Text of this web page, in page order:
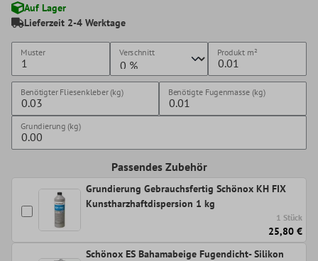
Auf Lager
Lieferzeit 2-4 Werktage
Muster Verschnitt Produkt m²
Benötigter Fliesenkleber (kg) Benötigte Fugenmasse (kg)
Grundierung (kg)
Passendes Zubehör
Grundierung Gebrauchsfertig Schönox KH FIX
Kunstharzhaftdispersion 1 kg
1 Stück
25,80 €
Schönox ES Bahamabeige Fugendicht- Silikon